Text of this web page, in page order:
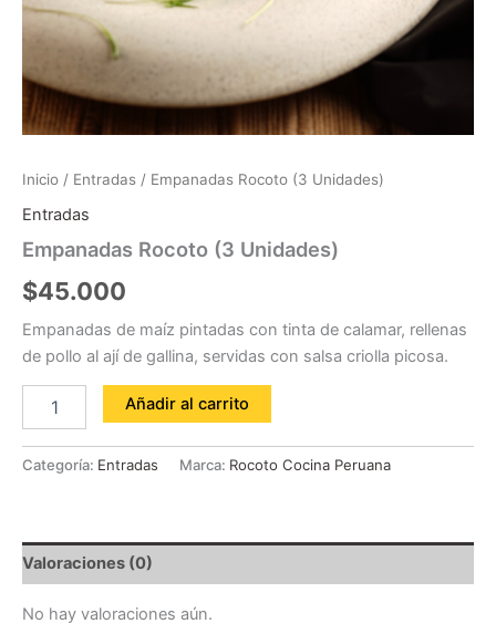
Inicio / Entradas / Empanadas Rocoto (3 Unidades)
Entradas
Empanadas Rocoto (3 Unidades)
$45.000
Empanadas de maíz pintadas con tinta de calamar, rellenas
de pollo al ají de gallina, servidas con salsa criolla picosa.
Añadir al carrito
Categoría: Entradas Marca: Rocoto Cocina Peruana
Valoraciones (0)
No hay valoraciones aún.